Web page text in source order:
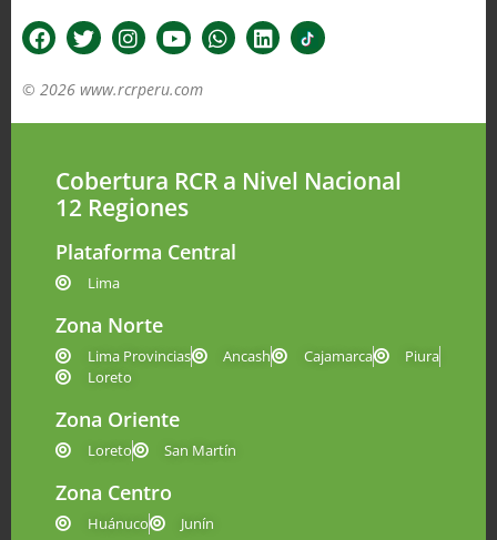
© 2026 www.rcrperu.com
Cobertura RCR a Nivel Nacional
12 Regiones
Plataforma Central
Lima
Zona Norte
Lima Provincias Ancash Cajamarca
Piura
Loreto
Zona Oriente
Loreto San Martín
Zona Centro
Huánuco Junín